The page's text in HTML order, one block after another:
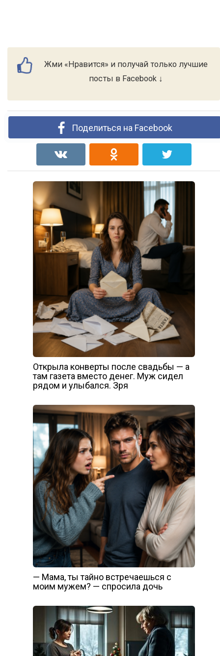
Жми «Нравится» и получай только лучшие
посты в Facebook ↓
Поделиться на Facebook
Открыла конверты после свадьбы — а
там газета вместо денег. Муж сидел
рядом и улыбался. Зря
— Мама, ты тайно встречаешься с
моим мужем? — спросила дочь